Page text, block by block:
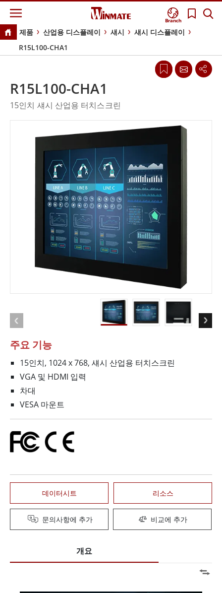
Branch
제품 산업용 디스플레이 섀시
섀시 디스플레이
R15L100-CHA1
주요 기능
15인치, 1024 x 768, 섀시 산업용 터치스크린
VGA 및 HDMI 입력
차대
VESA 마운트
데이터시트 리소스
문의사항에 추가 비교에 추가
R15L100-CHA1
15인치 섀시 산업용 터치스크린
개요